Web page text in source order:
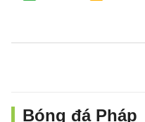
Bóng đá Pháp